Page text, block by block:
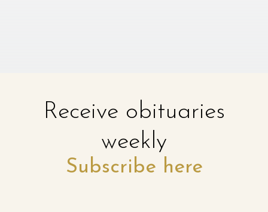
Receive obituaries
weekly
Subscribe here